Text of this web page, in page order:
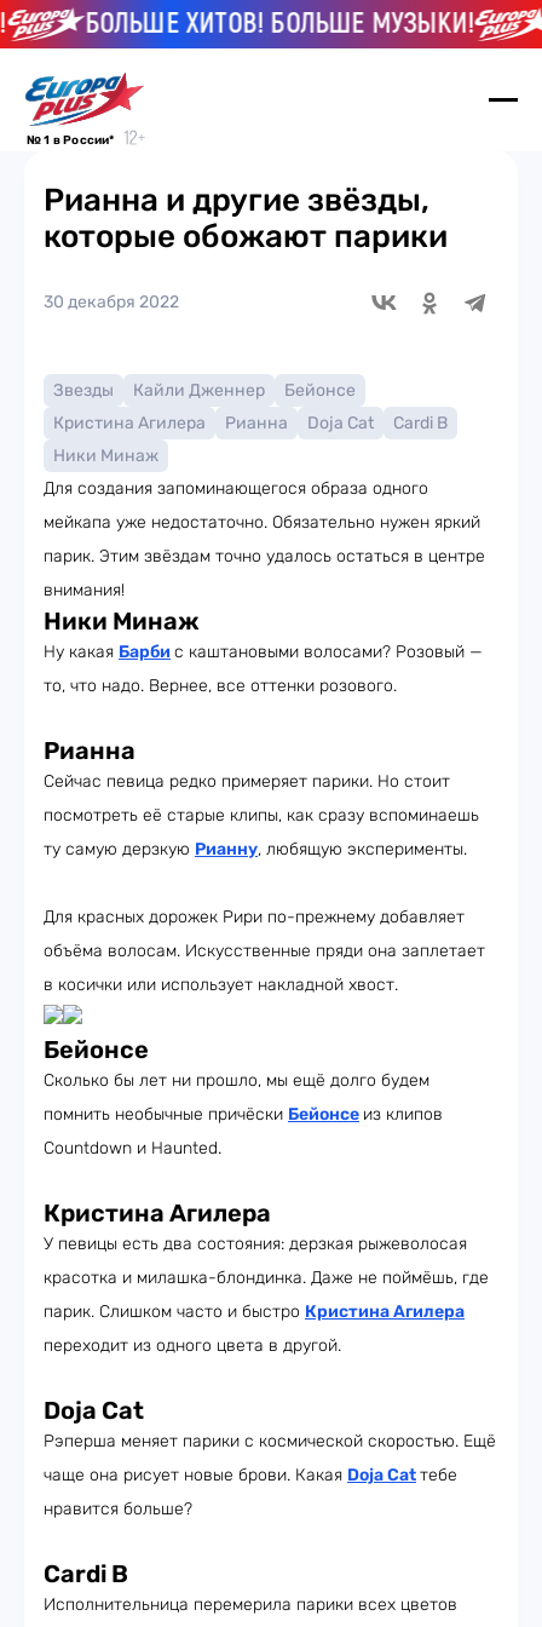
БОЛЬШЕ ХИТОВ! БОЛЬШЕ МУЗЫКИ!
№ 1 в России*
Рианна и другие звёзды,
которые обожают парики
30 декабря 2022
Звезды Кайли Дженнер
Бейонсе
Кристина Агилера
Рианна Doja Cat
Cardi B
Ники Минаж
Для создания запоминающегося образа одного
мейкапа уже недостаточно. Обязательно нужен яркий
парик. Этим звёздам точно удалось остаться в центре
внимания!
Ники Минаж
Ну какая Барби с каштановыми волосами? Розовый —
то, что надо. Вернее, все оттенки розового.
Рианна
Сейчас певица редко примеряет парики. Но стоит
посмотреть её старые клипы, как сразу вспоминаешь
ту самую дерзкую Рианну, любящую эксперименты.
Для красных дорожек Рири по-прежнему добавляет
объёма волосам. Искусственные пряди она заплетает
в косички или использует накладной хвост.
Бейонсе
Сколько бы лет ни прошло, мы ещё долго будем
помнить необычные причёски Бейонсе из клипов
Countdown и Haunted.
Кристина Агилера
У певицы есть два состояния: дерзкая рыжеволосая
красотка и милашка-блондинка. Даже не поймёшь, где
парик. Слишком часто и быстро Кристина Агилера
переходит из одного цвета в другой.
Doja Cat
Рэперша меняет парики с космической скоростью. Ещё
чаще она рисует новые брови. Какая Doja Catтебе
нравится больше?
Cardi B
Исполнительница перемерила парики всех цветов